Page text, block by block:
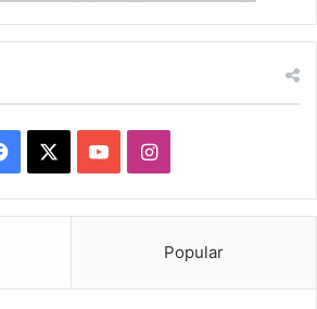
Facebook YouTubeInstagram
Popular